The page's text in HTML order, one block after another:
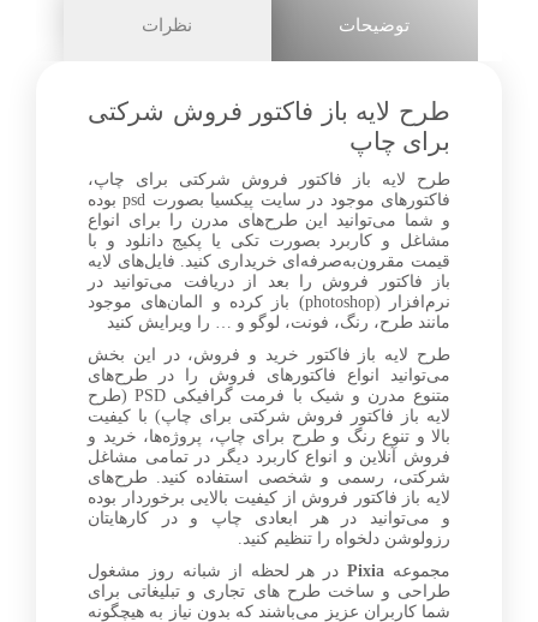
0
توضیحات نظرات
طرح لایه باز فاکتور فروش شرکتی
برای چاپ
طرح لایه باز فاکتور فروش شرکتی برای چاپ،
فاکتورهای موجود در سایت پیکسیا بصورت psd بوده
و شما می‌توانید این طرح‌های مدرن را برای انواع
مشاغل و کاربرد بصورت تکی یا پکیج دانلود و با
قیمت مقرون‌به‌صرفه‌ای خریداری کنید. فایل‌های لایه
باز فاکتور فروش را بعد از دریافت می‌توانید در
نرم‌افزار (photoshop) باز کرده و المان‌های موجود
مانند طرح، رنگ، فونت، لوگو و … را ویرایش کنید
طرح لایه باز فاکتور خرید و فروش، در این بخش
می‌توانید انواع فاکتورهای فروش را در طرح‌های
متنوع مدرن و شیک با فرمت گرافیکی PSD (طرح
لایه باز فاکتور فروش شرکتی برای چاپ) با کیفیت
بالا و تنوع رنگ و طرح برای چاپ، پروژه‌ها، خرید و
فروش آنلاین و انواع کاربرد دیگر در تمامی مشاغل
شرکتی، رسمی و شخصی استفاده کنید. طرح‌های
لایه باز فاکتور فروش از کیفیت بالایی برخوردار بوده
و می‌توانید در هر ابعادی چاپ و در کارهایتان
رزولوشن دلخواه را تنظیم کنید.
مجموعه Pixia در هر لحظه از شبانه روز مشغول
طراحی و ساخت طرح های تجاری و تبلیغاتی برای
شما کاربران عزیز می‌باشند که بدون نیاز به هیچگونه